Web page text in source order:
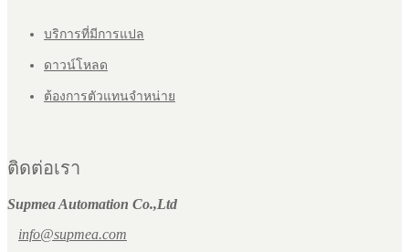
บริการที่มีการแปล
ดาวน์โหลด
ต้องการตัวแทนจำหน่าย
ติดต่อเรา
Supmea Automation Co.,Ltd
info@supmea.com